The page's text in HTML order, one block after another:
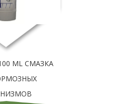
ML СМАЗКА